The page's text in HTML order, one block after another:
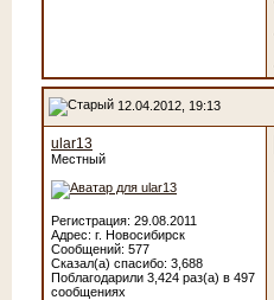
12.04.2012, 19:13
ular13
Местный
Регистрация: 29.08.2011
Адрес: г. Новосибирск
Сообщений: 577
Сказал(а) спасибо: 3,688
Поблагодарили 3,424 раз(а) в 497
сообщениях